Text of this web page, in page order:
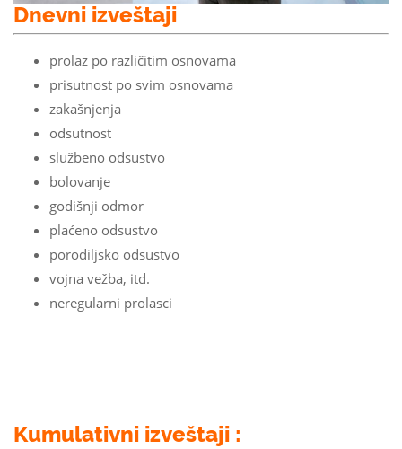
Dnevni izveštaji
prolaz po različitim osnovama
prisutnost po svim osnovama
zakašnjenja
odsutnost
službeno odsustvo
bolovanje
godišnji odmor
plaćeno odsustvo
porodiljsko odsustvo
vojna vežba, itd.
neregularni prolasci
Kumulativni izveštaji :